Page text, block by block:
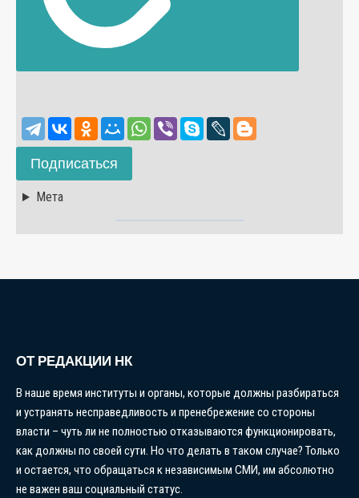
Подписаться
Мета
ОТ РЕДАКЦИИ НК
В наше время институты и органы, которые должны разбираться
и устранять несправедливость и пренебрежение со стороны
власти – чуть ли не полностью отказываются функционировать,
как должны по своей сути. Но что делать в таком случае? Только
и остается, что обращаться к независимым СМИ, им абсолютно
не важен ваш социальный статус.